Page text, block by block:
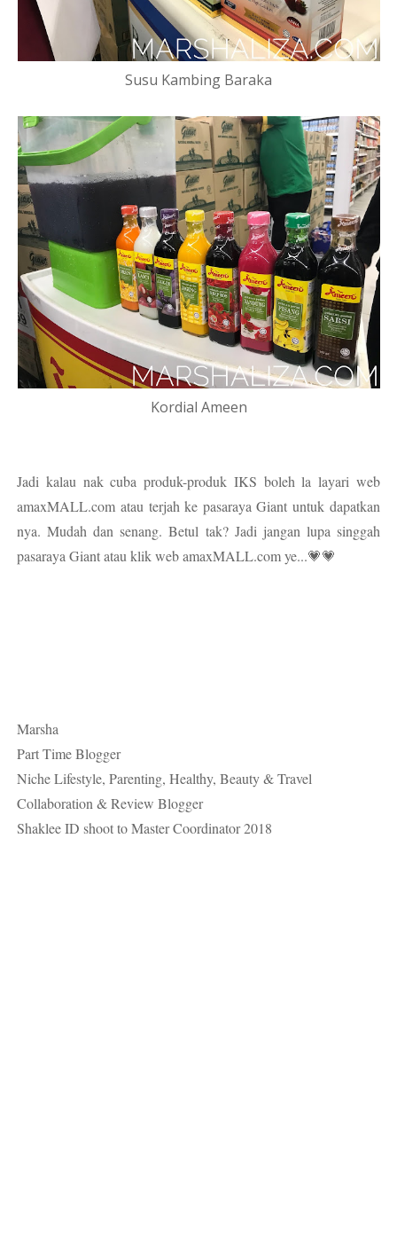
Susu Kambing Baraka
Kordial Ameen
Jadi kalau nak cuba produk-produk IKS boleh la layari web
amaxMALL.com atau terjah ke pasaraya Giant untuk dapatkan
nya. Mudah dan senang. Betul tak? Jadi jangan lupa singgah
pasaraya Giant atau klik web amaxMALL.com ye...💗💗
Marsha
Part Time Blogger
Niche Lifestyle, Parenting, Healthy, Beauty & Travel
Collaboration & Review Blogger
Shaklee ID shoot to Master Coordinator 2018